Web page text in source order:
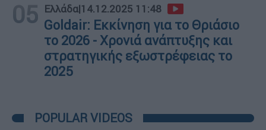
05 Ελλάδα|14.12.2025 11:48
Goldair: Εκκίνηση για το Θριάσιο
το 2026 - Χρονιά ανάπτυξης και
στρατηγικής εξωστρέφειας το
2025
POPULAR VIDEOS